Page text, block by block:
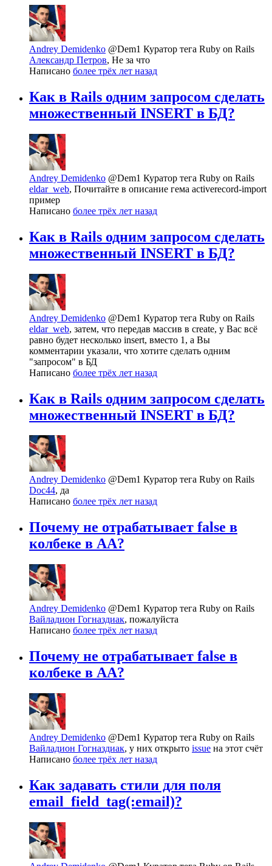
Andrey Demidenko @Dem1 Куратор тега Ruby on Rails
Александр Петров, Не за что
Написано более трёх лет назад
Как в Rails одним запросом сделать
множественный INSERT в БД?
Andrey Demidenko @Dem1 Куратор тега Ruby on Rails
eldar_web, Почитайте в описание гема activerecord-import
пример
Написано более трёх лет назад
Как в Rails одним запросом сделать
множественный INSERT в БД?
Andrey Demidenko @Dem1 Куратор тега Ruby on Rails
eldar_web, затем, что передав массив в create, у Вас всё
равно будет несколько insert, вместо 1, а Вы
комментарии указали, что хотите сделать одним
"запросом" в БД
Написано более трёх лет назад
Как в Rails одним запросом сделать
множественный INSERT в БД?
Andrey Demidenko @Dem1 Куратор тега Ruby on Rails
Doc44, да
Написано более трёх лет назад
Почему не отрабатывает false в
колбеке в AA?
Andrey Demidenko @Dem1 Куратор тега Ruby on Rails
Вайладион Гогназдиак, пожалуйста
Написано более трёх лет назад
Почему не отрабатывает false в
колбеке в AA?
Andrey Demidenko @Dem1 Куратор тега Ruby on Rails
Вайладион Гогназдиак, у них открыто issue на этот счёт
Написано более трёх лет назад
Как задавать стили для поля
email_field_tag(:email)?